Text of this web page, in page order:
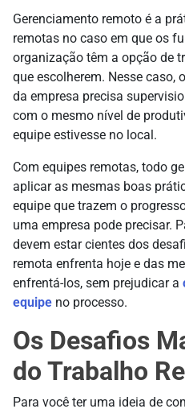
Gerenciamento remoto é a
remotas no caso em que os
organização têm a opção de
que escolherem. Nesse caso,
da empresa precisa
com o mesmo nível de
equipe estivesse no local.
Com equipes remotas, todo
aplicar as mesmas boas
equipe que trazem o
uma empresa pode precisar.
devem estar cientes dos
remota enfrenta hoje e das
enfrentá-los, sem prejudicar a
equipe no processo.
Os Desafios
do Trabalho
Para você ter uma ideia de